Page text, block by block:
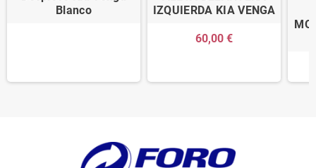
Blanco
IZQUIERDA KIA VENGA
60,00 €